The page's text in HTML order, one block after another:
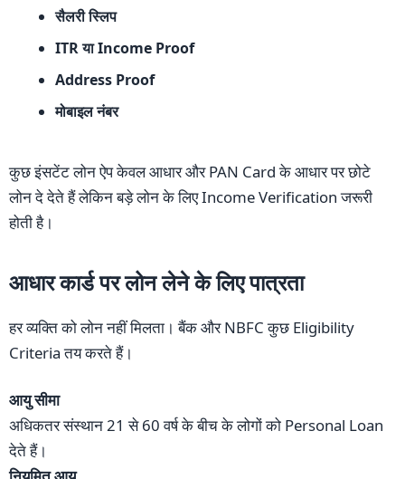
सैलरी स्लिप
ITR या Income Proof
Address Proof
मोबाइल नंबर
कुछ इंसटेंट लोन ऐप केवल आधार और PAN Card के आधार पर छोटे
लोन दे देते हैं लेकिन बड़े लोन के लिए Income Verification जरूरी
होती है।
आधार कार्ड पर लोन लेने के लिए पात्रता
हर व्यक्ति को लोन नहीं मिलता। बैंक और NBFC कुछ Eligibility
Criteria तय करते हैं।
आयु सीमा
अधिकतर संस्थान 21 से 60 वर्ष के बीच के लोगों को Personal Loan
देते हैं।